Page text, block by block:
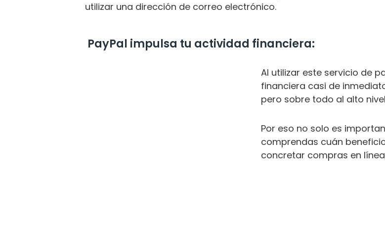
utilizar una dirección de correo electrónico.
PayPal impulsa tu actividad financiera:
Al utilizar este servicio de
financiera casi de
pero sobre todo al alto
Por eso no solo es
comprendas cuán
concretar compras en